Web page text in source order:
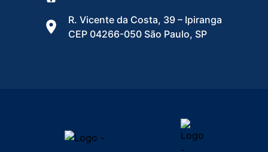
R. Vicente da Costa, 39 – Ipiranga
CEP 04266-050 São Paulo, SP